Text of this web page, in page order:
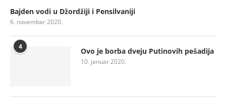
Bajden vodi u Džordžiji i Pensilvaniji
6. novembar 2020.
4 Ovo je borba dveju Putinovih pešadija
10. januar 2020.